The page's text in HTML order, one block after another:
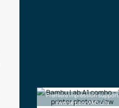
Première impression support
inversé pour AMS Lite